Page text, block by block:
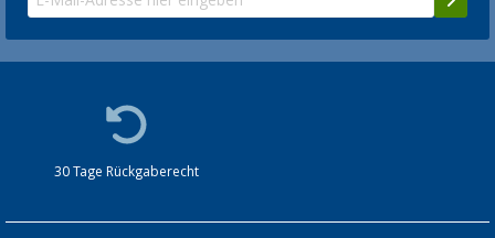
30 Tage Rückgaberecht